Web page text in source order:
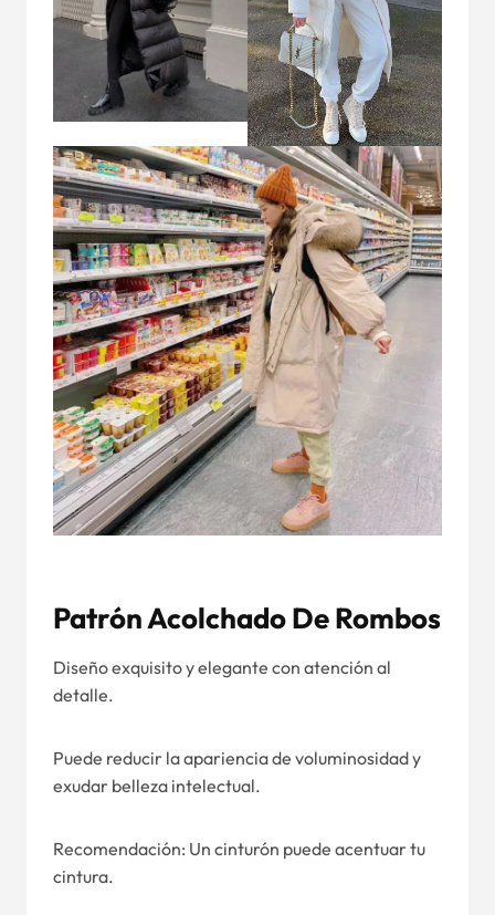
Patrón Acolchado De Rombos
Diseño exquisito y elegante con atención al
detalle.
Puede reducir la apariencia de voluminosidad y
exudar belleza intelectual.
Recomendación: Un cinturón puede acentuar tu
cintura.